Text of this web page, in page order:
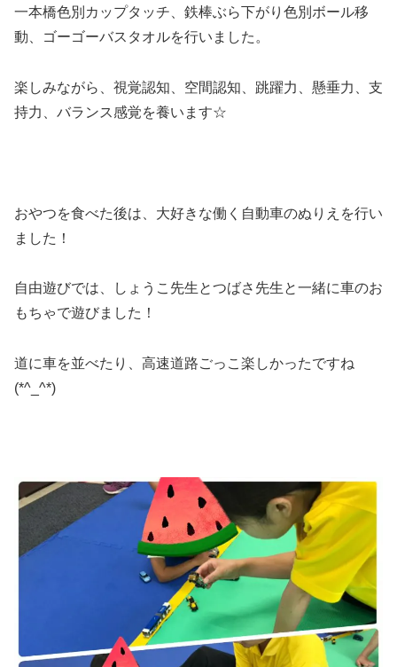
一本橋色別カップタッチ、鉄棒ぶら下がり色別ボール移
動、ゴーゴーバスタオルを行いました。
楽しみながら、視覚認知、空間認知、跳躍力、懸垂力、支
持力、バランス感覚を養います☆
おやつを食べた後は、大好きな働く自動車のぬりえを行い
ました！
自由遊びでは、しょうこ先生とつばさ先生と一緒に車のお
もちゃで遊びました！
道に車を並べたり、高速道路ごっこ楽しかったですね
(*^_^*)